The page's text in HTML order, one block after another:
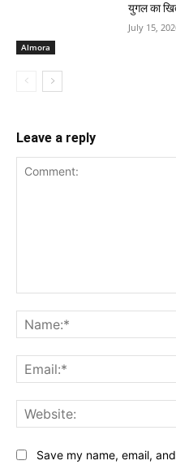
Almora
युगल का
July 15,
Leave a reply
Save my name, email,